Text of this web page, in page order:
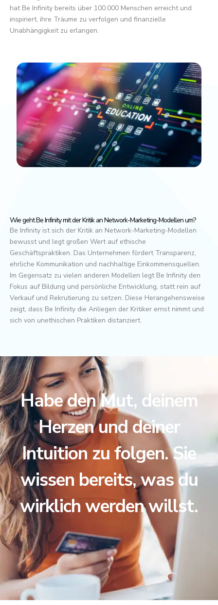
hat Be Infinity bereits über 100.000 Menschen erreicht und
inspiriert, ihre Träume zu verfolgen und finanzielle
Unabhängigkeit zu erlangen.
Wie geht Be Infinity mit der Kritik an Network-Marketing-Modellen um?
Be Infinity ist sich der Kritik an Network-Marketing-Modellen
bewusst und legt großen Wert auf ethische
Geschäftspraktiken. Das Unternehmen fördert Transparenz,
ehrliche Kommunikation und nachhaltige Einkommensquellen.
Im Gegensatz zu vielen anderen Modellen legt Be Infinity den
Fokus auf Bildung und persönliche Entwicklung, statt rein auf
Verkauf und Rekrutierung zu setzen. Diese Herangehensweise
zeigt, dass Be Infinity die Anliegen der Kritiker ernst nimmt und
sich von unethischen Praktiken distanziert.
Habe den Mut, deinem
Herzen und deiner
Intuition zu folgen. Sie
wissen bereits, was du
wirklich werden willst.